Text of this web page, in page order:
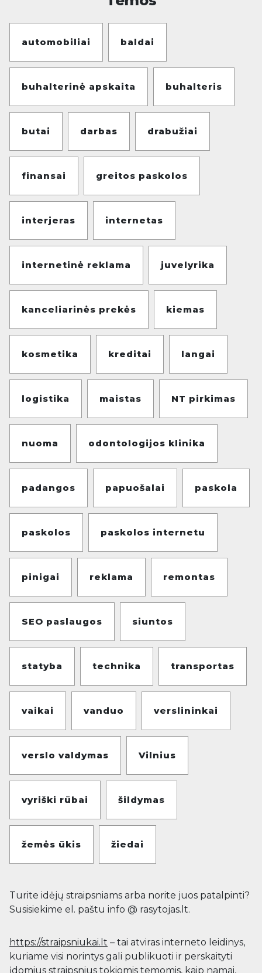
automobiliai baldai
buhalterinė apskaita buhalteris
butai darbas drabužiai
finansai greitos paskolos
interjeras internetas
internetinė reklama juvelyrika
kanceliarinės prekės kiemas
kosmetika kreditai langai
logistika maistas NT pirkimas
nuoma odontologijos klinika
padangos papuošalai paskola
paskolos paskolos internetu
pinigai reklama remontas
SEO paslaugos siuntos
statyba technika transportas
vaikai vanduo verslininkai
verslo valdymas Vilnius
vyriški rūbai šildymas
žemės ūkis žiedai
Turite idėjų straipsniams arba norite juos patalpinti?
Susisiekime el. paštu info @ rasytojas.lt.
https://straipsniukai.lt – tai atviras interneto leidinys,
kuriame visi norintys gali publikuoti ir perskaityti
įdomius straipsnius tokiomis temomis, kaip namai,